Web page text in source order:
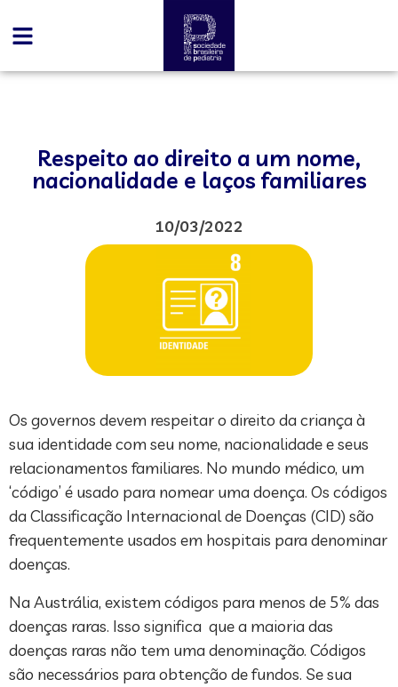
Respeito ao direito a um nome,
nacionalidade e laços familiares
10/03/2022
Os governos devem respeitar o direito da criança à
sua identidade com seu nome, nacionalidade e seus
relacionamentos familiares. No mundo médico, um
‘código’ é usado para nomear uma doença. Os códigos
da Classificação Internacional de Doenças (CID) são
frequentemente usados em hospitais para denominar
doenças.
Na Austrália, existem códigos para menos de 5% das
doenças raras. Isso significa que a maioria das
doenças raras não tem uma denominação. Códigos
são necessários para obtenção de fundos. Se sua